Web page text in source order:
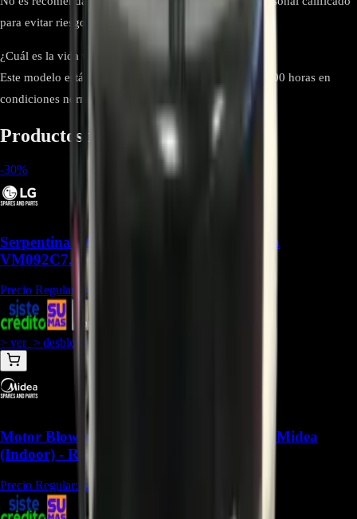
para evitar riesgos eléctricos o daños al equipo.
¿Cuál es la vida útil de este capacitor?
Este modelo está diseñado para operar alrededor de 2000 horas en
condiciones normales de uso.
Productos relacionados
-30%
Serpentina ACG73444963 Compatible con
VM092C7.UJ0 - REP-2573
Precio Regular: $
> ver_ > desbloquear oferta_
Motor Blower 11002012001871 para Aire Midea
(Indoor) - REP-942
Precio Regular: $